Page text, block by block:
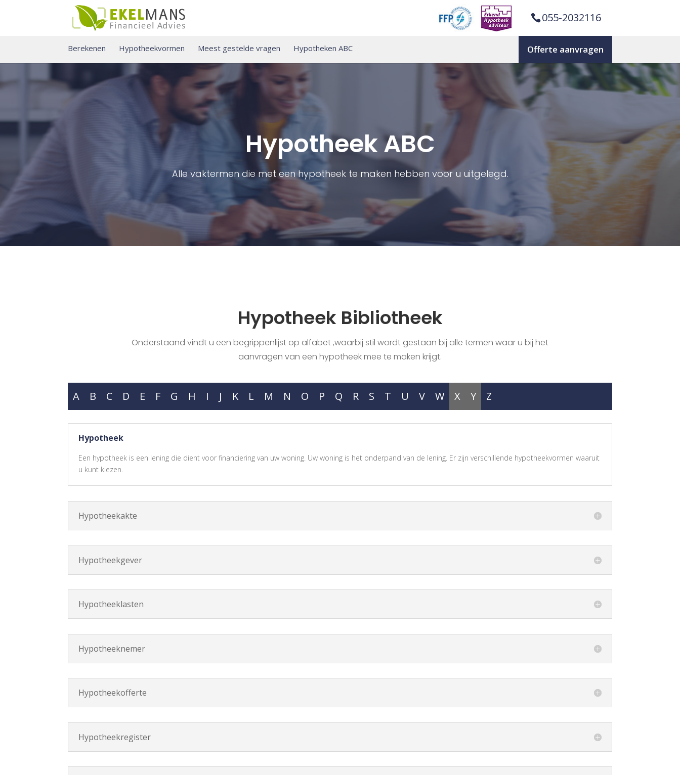
055-2032116
Berekenen Hypotheekvormen Meest gestelde vragen Hypotheken ABC Offerte aanvragen
Hypotheek ABC
Alle vaktermen die met een hypotheek te maken hebben voor u uitgelegd.
Hypotheek Bibliotheek
Onderstaand vindt u een begrippenlijst op alfabet ,waarbij stil wordt gestaan bij alle termen waar u bij het
aanvragen van een hypotheek mee te maken krijgt.
A B C D E F G H I J K L M N O P Q R S T U V W X Y Z
Hypotheek
Een hypotheek is een lening die dient voor financiering van uw woning. Uw woning is het onderpand van de lening. Er zijn verschillende hypotheekvormen waaruit
u kunt kiezen.
Hypotheekakte
Hypotheekgever
Hypotheeklasten
Hypotheeknemer
Hypotheekofferte
Hypotheekregister